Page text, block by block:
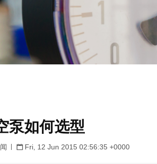
泵如何选型
Fri, 12 Jun 2015 02:56:35 +0000